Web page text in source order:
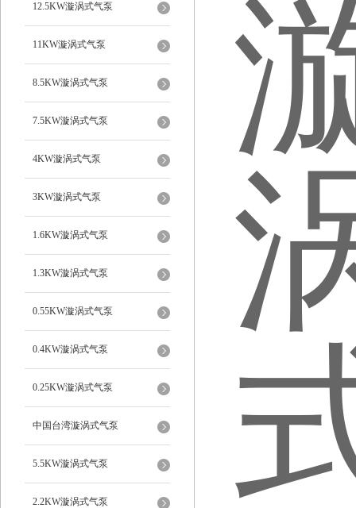
12.5KW漩涡式气泵
11KW漩涡式气泵
8.5KW漩涡式气泵
7.5KW漩涡式气泵
4KW漩涡式气泵
3KW漩涡式气泵
1.6KW漩涡式气泵
1.3KW漩涡式气泵
0.55KW漩涡式气泵
0.4KW漩涡式气泵
0.25KW漩涡式气泵
中国台湾漩涡式气泵
5.5KW漩涡式气泵
2.2KW漩涡式气泵